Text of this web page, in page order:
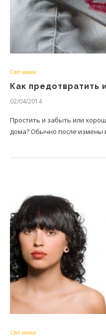
Світ мами
Как предотвратить
02/04/2014
Простить и забыть или
дома? Обычно после измены
Світ мами